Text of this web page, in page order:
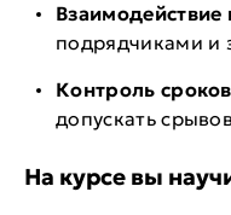
Взаимодействие
подрядчиками и
Контроль
допускать
На курсе вы